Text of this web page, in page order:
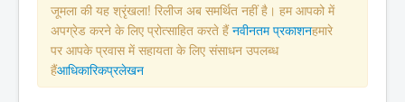
जूमला की यह श्रृंखला! रिलीज अब समर्थित नहीं है। हम आपको में
अपग्रेड करने के लिए प्रोत्साहित करते हैंनवीनतम प्रकाशनहमारे
पर आपके प्रवास में सहायता के लिए संसाधन उपलब्ध
हैंआधिकारिकप्रलेखन